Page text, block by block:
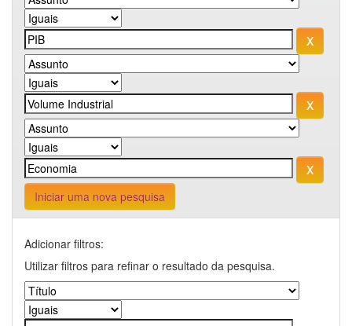
Iniciar uma nova pesquisa
Adicionar filtros:
Utilizar filtros para refinar o resultado da pesquisa.